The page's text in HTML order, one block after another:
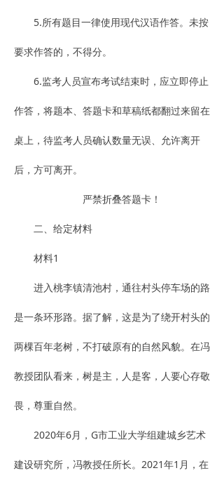
5.所有题目一律使用现代汉语作答。未按
要求作答的，不得分。
6.监考人员宣布考试结束时，应立即停止
作答，将题本、答题卡和草稿纸都翻过来留在
桌上，待监考人员确认数量无误、允许离开
后，方可离开。
严禁折叠答题卡！
二、给定材料
材料1
进入桃李镇清池村，通往村头停车场的路
是一条环形路。据了解，这是为了绕开村头的
两棵百年老树，不打破原有的自然风貌。在冯
教授团队看来，树是主，人是客，人要心存敬
畏，尊重自然。
2020年6月，G市工业大学组建城乡艺术
建设研究所，冯教授任所长。2021年1月，在